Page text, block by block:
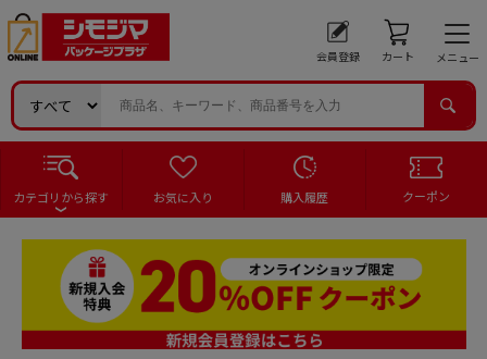
会員登録 カート メニュー
カテゴリから探す お気に入り 購入履歴 クーポン